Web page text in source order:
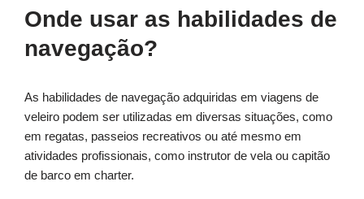
Onde usar as habilidades de
navegação?
As habilidades de navegação adquiridas em viagens de
veleiro podem ser utilizadas em diversas situações, como
em regatas, passeios recreativos ou até mesmo em
atividades profissionais, como instrutor de vela ou capitão
de barco em charter.